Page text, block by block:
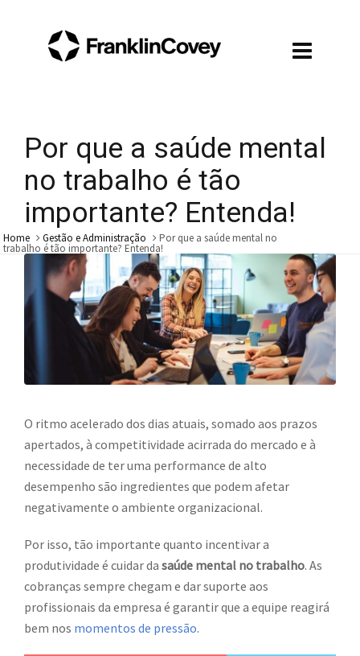
Por que a saúde mental
no trabalho é tão
importante? Entenda!
Home Gestão e Administração Por que a saúde mental no
trabalho é tão importante? Entenda!
O ritmo acelerado dos dias atuais, somado aos prazos
apertados, à competitividade acirrada do mercado e à
necessidade de ter uma performance de alto
desempenho são ingredientes que podem afetar
negativamente o ambiente organizacional.
Por isso, tão importante quanto incentivar a
produtividade é cuidar da saúde mental no trabalho. As
cobranças sempre chegam e dar suporte aos
profissionais da empresa é garantir que a equipe reagirá
bem nos momentos de pressão.